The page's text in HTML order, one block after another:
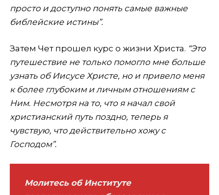
просто и доступно понять самые важные
библейские истины”.
Затем Чет прошел курс о жизни Христа. “Это
путешествие не только помогло мне больше
узнать об Иисусе Христе, но и привело меня
к более глубоким и личным отношениям с
Ним. Несмотря на то, что я начал свой
христианский путь поздно, теперь я
чувствую, что действительно хожу с
Господом”.
Молитесь об Институте